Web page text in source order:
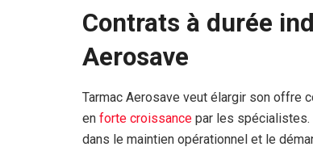
Contrats à durée
Aerosave
Tarmac Aerosave veut élargir son offre
en forte croissance par les spécialistes.
dans le maintien opérationnel et le